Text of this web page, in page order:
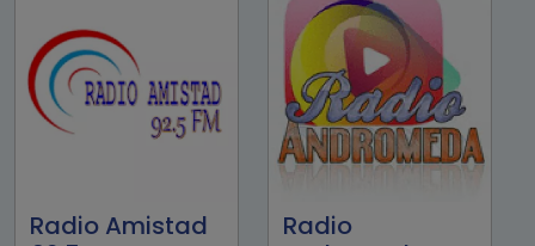
Radio Amistad
Radio